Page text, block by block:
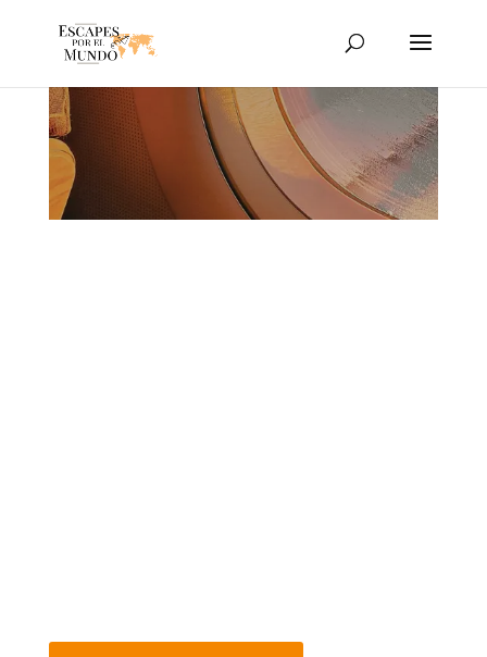
países con un solo
billete